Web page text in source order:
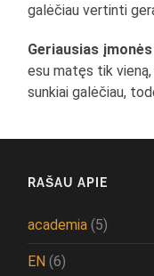
galėčiau vertinti
Geriausias
esu matęs tik
sunkiai galėčiau,
RAŠAU APIE
academia (5)
EN (6)